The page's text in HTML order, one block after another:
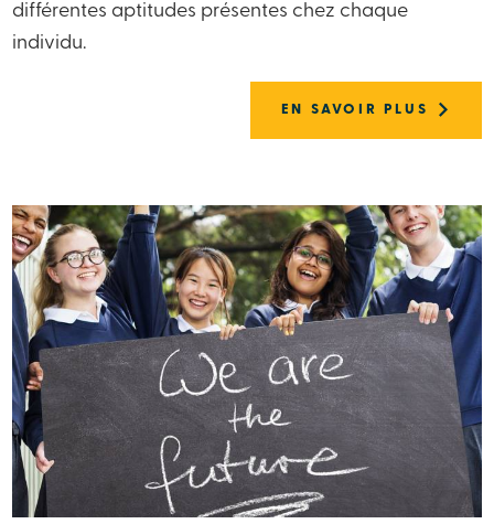
différentes aptitudes présentes chez chaque
individu.
EN SAVOIR PLUS